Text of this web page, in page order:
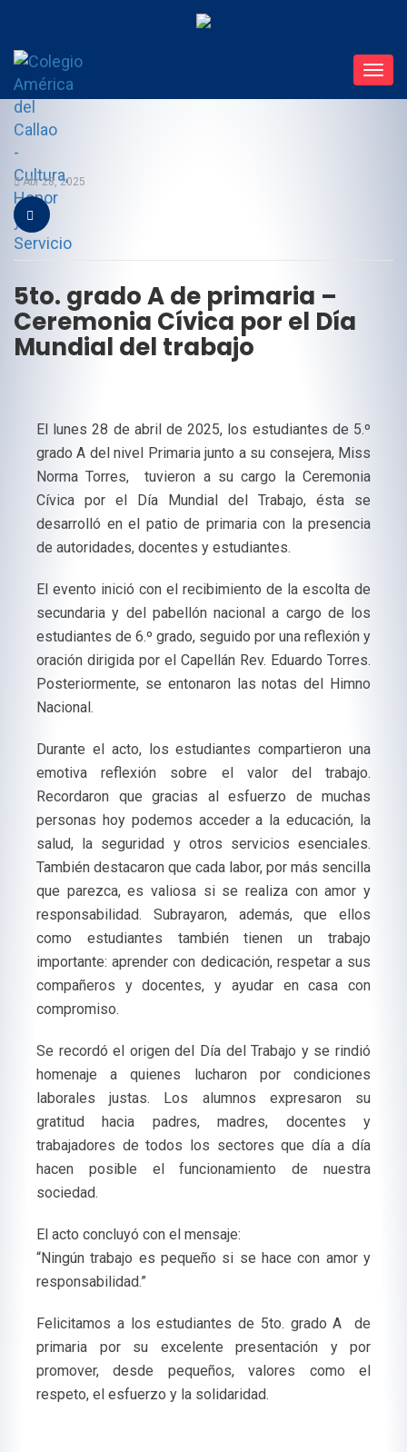
Abr 28, 2025
5to. grado A de primaria –
Ceremonia Cívica por el Día
Mundial del trabajo
El lunes 28 de abril de 2025, los estudiantes de 5.º
grado A del nivel Primaria junto a su consejera, Miss
Norma Torres, tuvieron a su cargo la Ceremonia
Cívica por el Día Mundial del Trabajo, ésta se
desarrolló en el patio de primaria con la presencia
de autoridades, docentes y estudiantes.
El evento inició con el recibimiento de la escolta de
secundaria y del pabellón nacional a cargo de los
estudiantes de 6.º grado, seguido por una reflexión y
oración dirigida por el Capellán Rev. Eduardo Torres.
Posteriormente, se entonaron las notas del Himno
Nacional.
Durante el acto, los estudiantes compartieron una
emotiva reflexión sobre el valor del trabajo.
Recordaron que gracias al esfuerzo de muchas
personas hoy podemos acceder a la educación, la
salud, la seguridad y otros servicios esenciales.
También destacaron que cada labor, por más sencilla
que parezca, es valiosa si se realiza con amor y
responsabilidad. Subrayaron, además, que ellos
como estudiantes también tienen un trabajo
importante: aprender con dedicación, respetar a sus
compañeros y docentes, y ayudar en casa con
compromiso.
Se recordó el origen del Día del Trabajo y se rindió
homenaje a quienes lucharon por condiciones
laborales justas. Los alumnos expresaron su
gratitud hacia padres, madres, docentes y
trabajadores de todos los sectores que día a día
hacen posible el funcionamiento de nuestra
sociedad.
El acto concluyó con el mensaje:
“Ningún trabajo es pequeño si se hace con amor y
responsabilidad.”
Felicitamos a los estudiantes de 5to. grado A de
primaria por su excelente presentación y por
promover, desde pequeños, valores como el
respeto, el esfuerzo y la solidaridad.